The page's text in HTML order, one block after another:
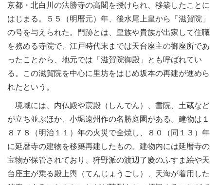
京都・北白川の法勝寺の高閣を授けられ、移築したことに
はじまる。５５（明暦元）年、後水尾上皇から「滋賀院」
の号を与えられた。門跡とは、皇族や貴族が出家して住職
を務める寺院で、江戸時代末までは天台座主の御座所であ
ったことから、地元では「滋賀院御殿」とも呼ばれてい
る。この滋賀院を中心に里坊をはじめ坂本の再建が進めら
れたという。
境域には、内仏殿や宸殿（しんでん）、書院、土蔵など
が立ち並ぶほか、小堀遠州作の名勝庭園がある。建物は１
８７８（明治１１）年の火災で全焼し、８０（同１３）年
に延暦寺の建物を移築再建したもの。建物内には延暦寺の
宝物が保管されており、狩野派の渡辺了慶のふすま絵や天
台座主が乗る殿上輿（てんじょうごし）、天海が着用した